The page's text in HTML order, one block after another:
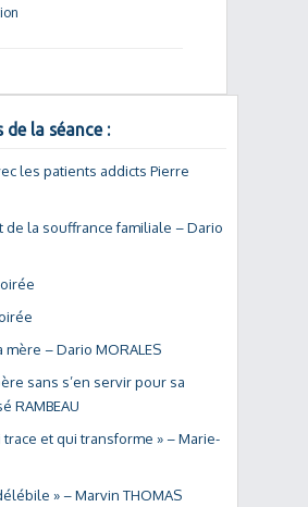
la séance :
les patients addicts Pierre
de la souffrance familiale – Dario
mère – Dario MORALES
sans s’en servir pour sa
RAMBEAU
trace et qui transforme » – Marie-
» – Marvin THOMAS